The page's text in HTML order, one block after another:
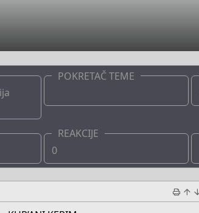
POKRETAČ TEME
REAKCIJE
0